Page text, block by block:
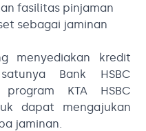
fasilitas pinjaman
sebagai jaminan
menyediakan kredit
Bank HSBC
program KTA HSBC
dapat mengajukan
jaminan.